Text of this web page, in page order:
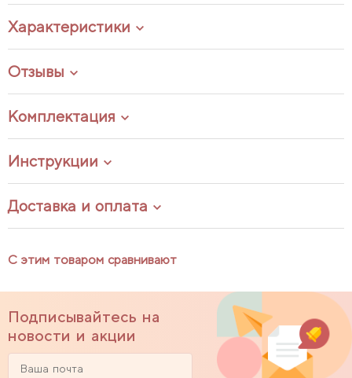
Характеристики
Отзывы
Комплектация
Инструкции
Доставка и оплата
С этим товаром сравнивают
Подписывайтесь на
новости и акции